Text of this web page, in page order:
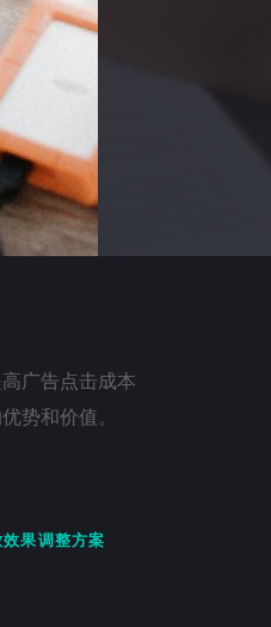
广告点击成本
势和价值。
果调整方案